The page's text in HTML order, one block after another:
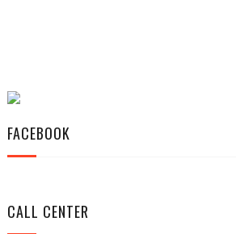
FACEBOOK
CALL CENTER